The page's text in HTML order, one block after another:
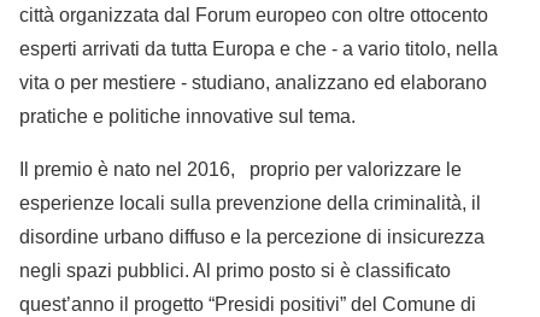
città organizzata dal Forum europeo con oltre ottocento
esperti arrivati da tutta Europa e che - a vario titolo, nella
vita o per mestiere - studiano, analizzano ed elaborano
pratiche e politiche innovative sul tema.
Il premio è nato nel 2016, proprio per valorizzare le
esperienze locali sulla prevenzione della criminalità, il
disordine urbano diffuso e la percezione di insicurezza
negli spazi pubblici. Al primo posto si è classificato
quest’anno il progetto “Presidi positivi” del Comune di